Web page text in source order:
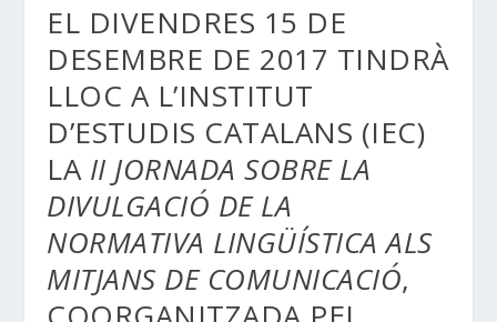
EL DIVENDRES 15 DE
DESEMBRE DE 2017 TINDRÀ
LLOC A L’INSTITUT
D’ESTUDIS CATALANS (IEC)
LA II JORNADA SOBRE LA
DIVULGACIÓ DE LA
NORMATIVA LINGÜÍSTICA ALS
MITJANS DE COMUNICACIÓ,